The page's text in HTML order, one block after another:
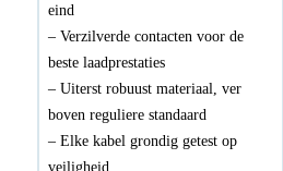
eind
– Verzilverde contacten voor de
beste laadprestaties
– Uiterst robuust materiaal, ver
boven reguliere standaard
– Elke kabel grondig getest op
veiligheid